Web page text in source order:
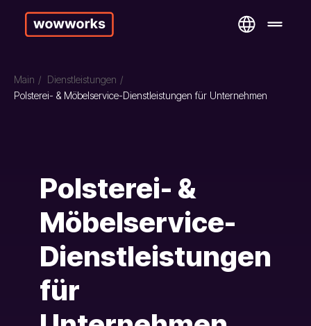
Main / Dienstleistungen /
Polsterei- & Möbelservice-Dienstleistungen für Unternehmen
Polsterei- &
Möbelservice-
Dienstleistungen
für